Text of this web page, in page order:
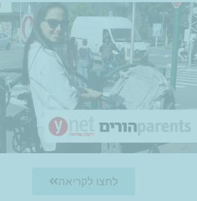
לחצו לקריאה